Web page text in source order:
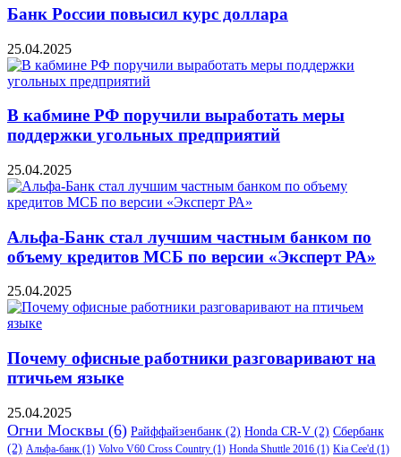
Банк России повысил курс доллара
25.04.2025
В кабмине РФ поручили выработать меры
поддержки угольных предприятий
25.04.2025
Альфа-Банк стал лучшим частным банком по
объему кредитов МСБ по версии «Эксперт РА»
25.04.2025
Почему офисные работники разговаривают на
птичьем языке
25.04.2025
Огни Москвы (6) Райффайзенбанк (2) Honda CR-V (2) Сбербанк
(2) Альфа-банк (1) Volvo V60 Cross Country (1) Honda Shuttle 2016 (1) Kia Cee'd (1)